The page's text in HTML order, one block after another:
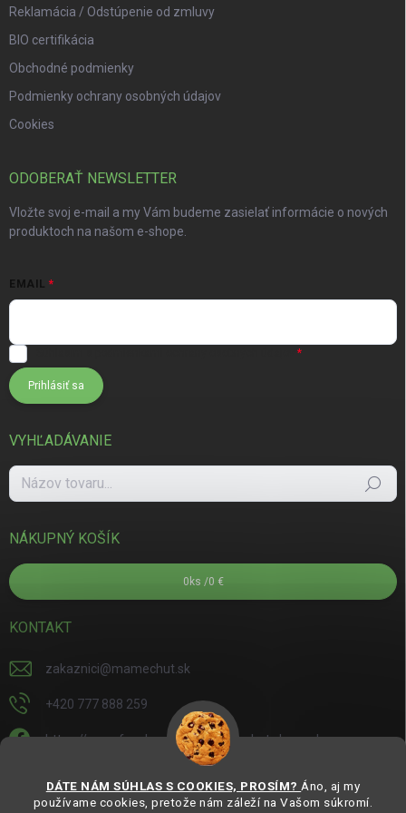
DÁTE NÁM SÚHLAS S COOKIES, PROSÍM? Áno, aj my
používame cookies, pretože nám záleží na Vašom súkromí.
Reklamácia / Odstúpenie od zmluvy
BIO certifikácia
Obchodné podmienky
Podmienky ochrany osobných údajov
Cookies
ODOBERAŤ NEWSLETTER
Vložte svoj e-mail a my Vám budeme zasielať informácie o nových
produktoch na našom e-shope.
EMAIL
Prihlásiť sa
VYHĽADÁVANIE
Hľadať
NÁKUPNÝ KOŠÍK
0 ks /0 €
KONTAKT
zakaznici@mamechut.sk
+420 777 888 259
https://www.facebook.com/mamechut.slovensko
https://www.youtube.com/@mamechutczsk